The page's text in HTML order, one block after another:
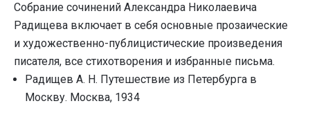
Собрание сочинений Александра Николаевича
Радищева включает в себя основные прозаические
и художественно-публицистические произведения
писателя, все стихотворения и избранные письма.
Радищев А. Н. Путешествие из Петербурга в
Москву. Москва, 1934